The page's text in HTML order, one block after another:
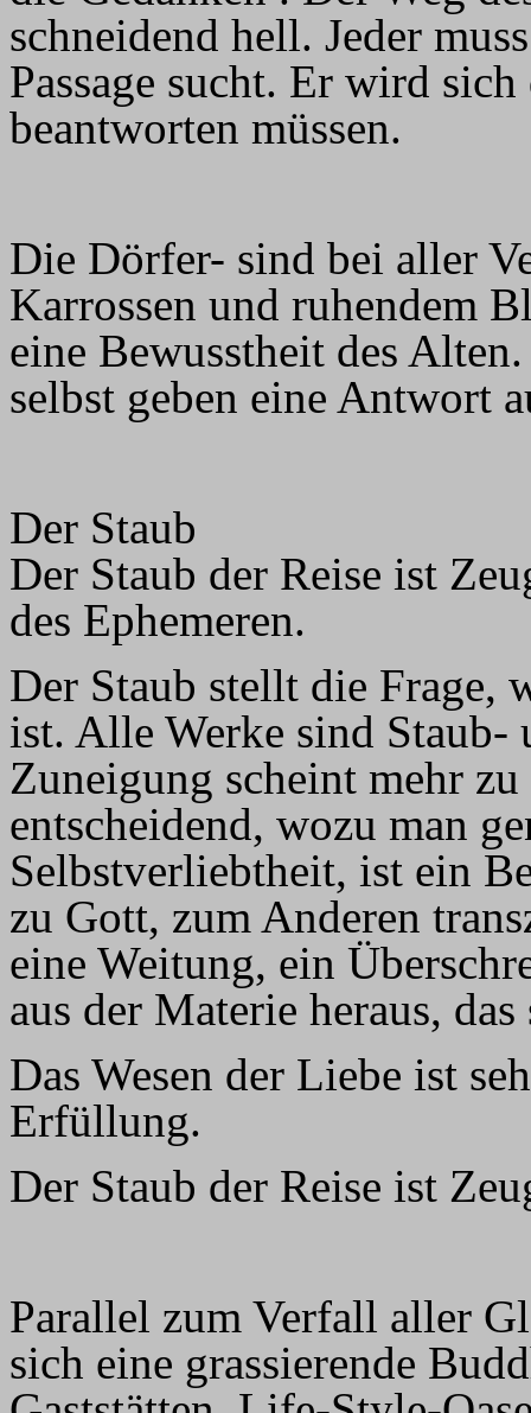
schneidend hell. Jeder
Passage sucht. Er wird
beantworten müssen.
Die Dörfer- sind bei aller
Karrossen und ruhendem
eine Bewusstheit des
selbst geben eine Antwort
Der Staub
Der Staub der Reise ist
des Ephemeren.
Der Staub stellt die Frage,
ist. Alle Werke sind Staub-
Zuneigung scheint mehr
entscheidend, wozu man
Selbstverliebtheit, ist ein
zu Gott, zum Anderen
eine Weitung, ein
aus der Materie heraus,
Das Wesen der Liebe ist
Erfüllung.
Der Staub der Reise ist
Parallel zum Verfall aller
sich eine grassierende